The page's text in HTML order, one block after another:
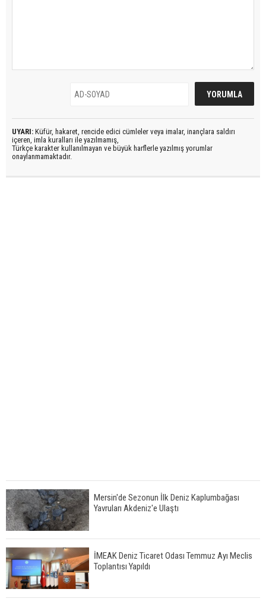
UYARI: Küfür, hakaret, rencide edici cümleler veya imalar, inançlara saldırı
içeren, imla kuralları ile yazılmamış,
Türkçe karakter kullanılmayan ve büyük harflerle yazılmış yorumlar
onaylanmamaktadır.
Mersin'de Sezonun İlk Deniz Kaplumbağası
Yavruları Akdeniz'e Ulaştı
İMEAK Deniz Ticaret Odası Temmuz Ayı Meclis
Toplantısı Yapıldı